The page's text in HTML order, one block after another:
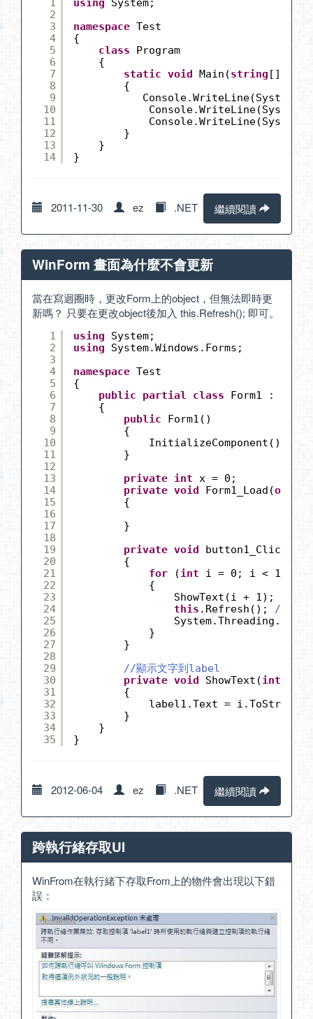
2
3
4
5
6
7
8
9
10
11
12
13
14
namespace Test
{
class
Program
{
static void Main(string []
{
}
}
}
2011-11-30 ez .NET 繼續閱讀
WinForm 畫面為什麼不會更新
當在寫迴圈時，更改Form上的object，但無法即時更
新嗎？ 只要在更改object後加入 this.Refresh(); 即可。
1
2
3
4
5
6
7
8
9
10
11
12
13
14
15
16
17
18
19
20
21
22
23
24
25
26
27
28
29
30
31
32
33
34
35
using
System;
using
System.Windows.Forms;
namespace Test
{
public
partial class
Form1 : Form
{
public
Form1()
{
InitializeComponent();
}
private int
x = 0;
private void Form1_Load(object
{
}
private void button1_Click(
{
for
(int
i = 0; i < 100;
{
ShowText(i + 1);
this .Refresh();
//加入
}
}
//顯示文字到label
private void ShowText(int
{
label1.Text =
}
}
}
2012-06-04 ez .NET 繼續閱讀
跨執行緒存取UI
WinFrom在執行緒下存取From上的物件會出現以下錯
誤：